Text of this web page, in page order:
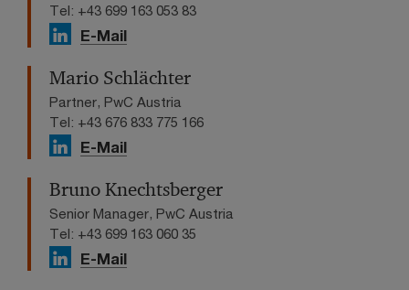
Tel: +43 699 163 053 83
E-Mail
Mario Schlächter
Partner, PwC Austria
Tel: +43 676 833 775 166
E-Mail
Bruno Knechtsberger
Senior Manager, PwC Austria
Tel: +43 699 163 060 35
E-Mail